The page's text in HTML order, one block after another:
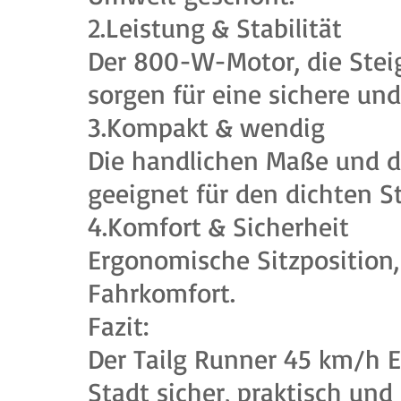
2.Leistung & Stabilität
Der 800-W-Motor, die
sorgen für eine sichere
3.Kompakt & wendig
Die handlichen Maße und
geeignet für den dichten
4.Komfort & Sicherheit
Ergonomische
Fahrkomfort.
Fazit:
Der Tailg Runner 45 km/h
Stadt sicher, praktisch